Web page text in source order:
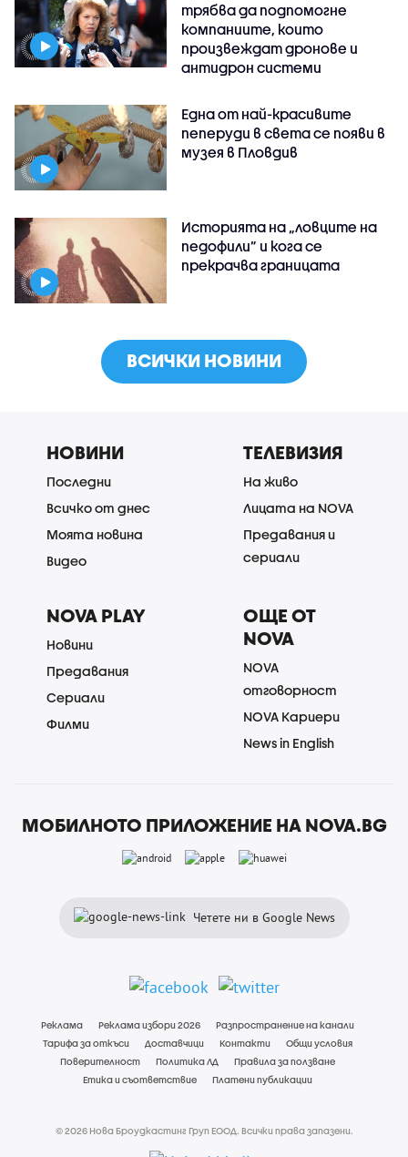
трябва да подпомогне
компаниите, които
произвеждат дронове и
антидрон системи
Една от най-красивите
пеперуди в света се появи в
музея в Пловдив
Историята на „ловците на
педофили” и кога се
прекрачва границата
ВСИЧКИ НОВИНИ
НОВИНИ
Последни
Всичко от днес
Моята новина
Видео
ТЕЛЕВИЗИЯ
На живо
Лицата на NOVA
Предавания и
сериали
NOVA PLAY
Новини
Предавания
Сериали
Филми
ОЩЕ ОТ
NOVA
NOVA
отговорност
NOVA Кариери
News in English
МОБИЛНОТО ПРИЛОЖЕНИЕ НА NOVA.BG
Четете ни в Google News
Реклама Реклама избори 2026
Разпространение на канали
Тарифа за откъси
Доставчици Контакти
Общи условия
Поверителност
Политика ЛД
Правила за ползване
Етика и съответствие
Платени публикации
© 2026 Нова Броудкастинг Груп ЕООД. Всички права запазени.